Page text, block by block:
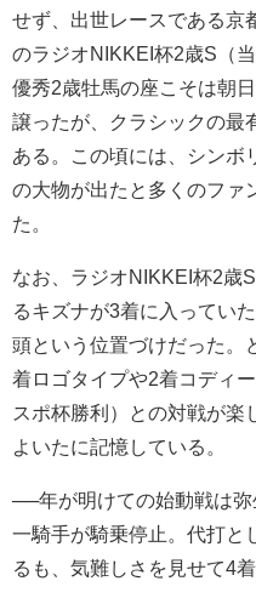
せず、出世レースである京
のラジオNIKKEI杯2歳S（
優秀2歳牡馬の座こそは朝
譲ったが、クラシックの最
ある。この頃には、シンボ
の大物が出たと多くのファ
た。
なお、ラジオNIKKEI杯2歳
るキズナが3着に入ってい
頭という位置づけだった。
着ロゴタイプや2着コディ
スポ杯勝利）との対戦が楽
よいたに記憶している。
──年が明けての始動戦は
一騎手が騎乗停止。代打と
るも、気難しさを見せて4